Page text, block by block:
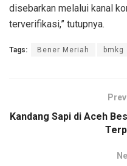
disebarkan melalui kanal
terverifikasi,” tutupnya.
Tags: Bener Meriah bmkg
Kandang Sapi di Aceh